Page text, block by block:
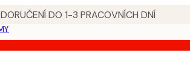
DO 1-3 PRACOVNÍCH DNÍ